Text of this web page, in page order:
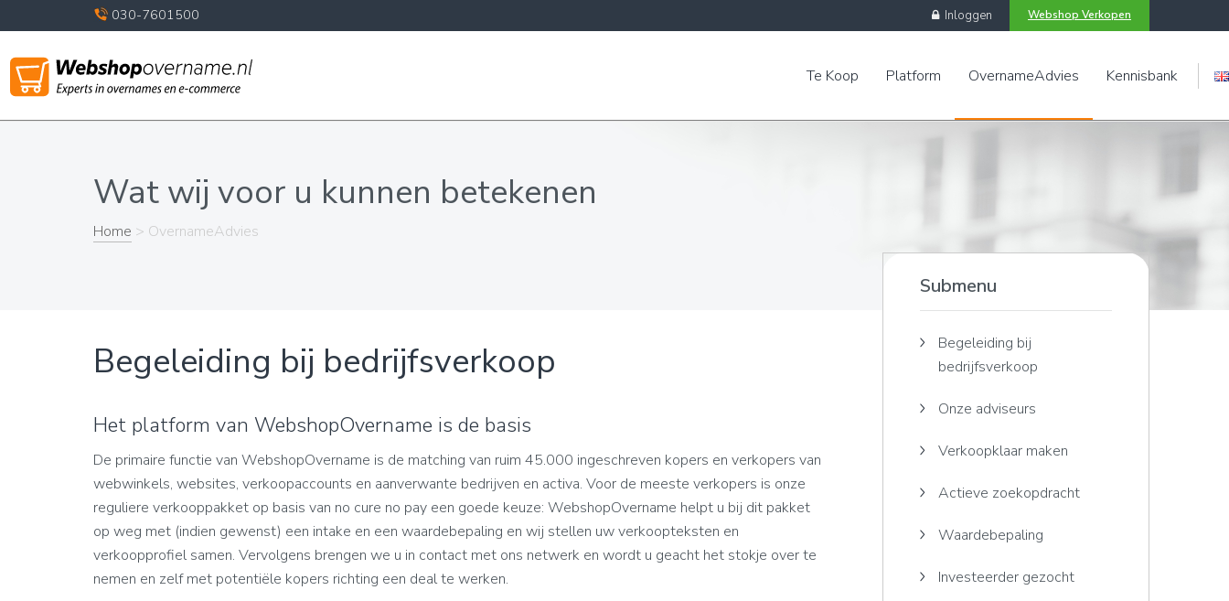
030-7601500 Webshop Verkopen
Inloggen
Engels
Te Koop Platform OvernameAdvies Kennisbank
Wat wij voor u kunnen betekenen
Home > OvernameAdvies
Begeleiding bij bedrijfsverkoop
Het platform van WebshopOvername is de basis
De primaire functie van WebshopOvername is de matching van ruim 45.000 ingeschreven kopers en verkopers van
webwinkels, websites, verkoopaccounts en aanverwante bedrijven en activa. Voor de meeste verkopers is onze
reguliere verkooppakket op basis van no cure no pay een goede keuze: WebshopOvername helpt u bij dit pakket
op weg met (indien gewenst) een intake en een waardebepaling en wij stellen uw verkoopteksten en
verkoopprofiel samen. Vervolgens brengen we u in contact met ons netwerk en wordt u geacht het stokje over te
nemen en zelf met potentiële kopers richting een deal te werken.
Submenu
Begeleiding bij
bedrijfsverkoop
Onze adviseurs
Verkoopklaar maken
Actieve zoekopdracht
Waardebepaling
Investeerder gezocht